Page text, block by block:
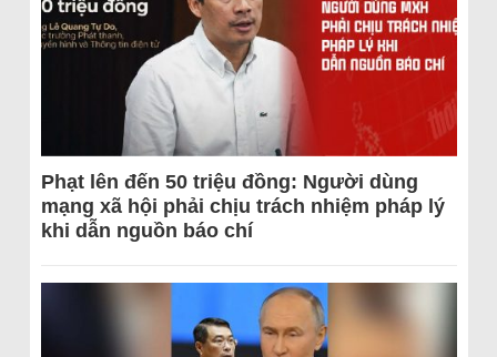
Phạt lên đến 50 triệu đồng: Người dùng
mạng xã hội phải chịu trách nhiệm pháp lý
khi dẫn nguồn báo chí